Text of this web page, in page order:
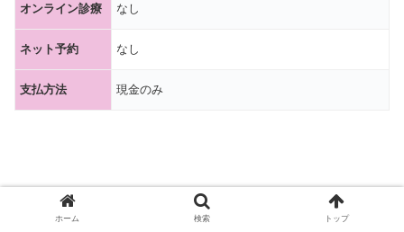
オンライン診療 なし
ネット予約 なし
支払方法 現金のみ
ホーム 検索 トップ